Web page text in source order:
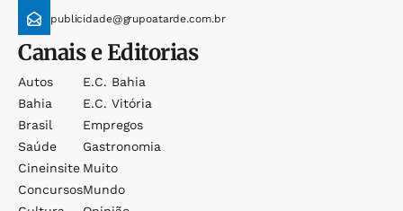
publicidade@grupoatarde.com.br
Canais e Editorias
Autos
Bahia
Brasil
Saúde
Cineinsite
Concursos
E.c. Bahia
E.c. Vitória
Empregos
Gastronomia
Muito
Mundo